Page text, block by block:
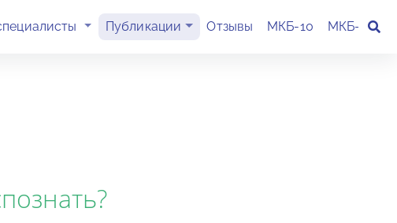
(current)Публикации Отзывы МКБ-10 МКБ-11